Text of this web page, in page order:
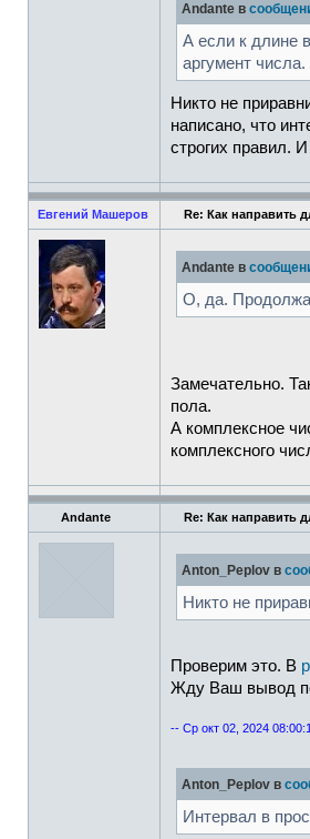
Andante в
А если к длине
аргумент числа.
Никто не
написано, что
строгих правил.
Евгений Машеров Re: Как направить
Andante в
О, да.
Замечательно.
пола.
А комплексное
комплексного
Andante Re: Как направить
Anton_Peplov в
Никто не
Проверим это. В
Жду Ваш вывод
-- Ср окт 02, 2024
Anton_Peplov в
Интервал в